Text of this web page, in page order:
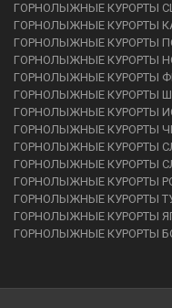
ГОРНОЛЫЖНЫЕ КУРОРТЫ
ГОРНОЛЫЖНЫЕ КУРОРТЫ
ГОРНОЛЫЖНЫЕ КУРОРТЫ
ГОРНОЛЫЖНЫЕ КУРОРТЫ
ГОРНОЛЫЖНЫЕ КУРОРТЫ
ГОРНОЛЫЖНЫЕ КУРОРТЫ
ГОРНОЛЫЖНЫЕ КУРОРТЫ
ГОРНОЛЫЖНЫЕ КУРОРТЫ
ГОРНОЛЫЖНЫЕ КУРОРТЫ
ГОРНОЛЫЖНЫЕ КУРОРТЫ
ГОРНОЛЫЖНЫЕ КУРОРТЫ
ГОРНОЛЫЖНЫЕ КУРОРТЫ
ГОРНОЛЫЖНЫЕ КУРОРТЫ
ГОРНОЛЫЖНЫЕ КУРОРТЫ